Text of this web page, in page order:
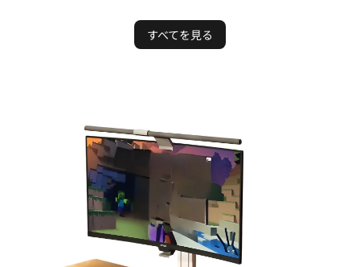
すべてを見る